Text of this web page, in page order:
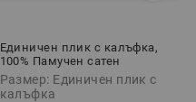
Единичен плик с калъфка,
100% Памучен сатен
ПРЕМИУМ ЕЛЕГАНС БЕЖОВО,
2 части
Размер: Единичен плик с
калъфка